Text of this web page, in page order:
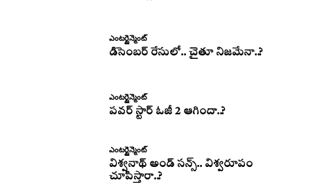
ఎంటర్టైన్మెంట్
డిసెంబర్ రేసులో.. చైతూ నిజమేనా..?
ఎంటర్టైన్మెంట్
పవర్ స్టార్ ఓజీ 2 ఆగిందా..?
ఎంటర్టైన్మెంట్
విశ్వనాథ్ అండ్ సన్స్.. విశ్వరూపం
చూపిస్తారా..?